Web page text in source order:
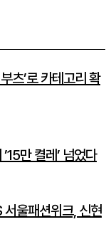
츠’로 카테고리 확
만 켤레’ 넘었다
울패션위크, 신현